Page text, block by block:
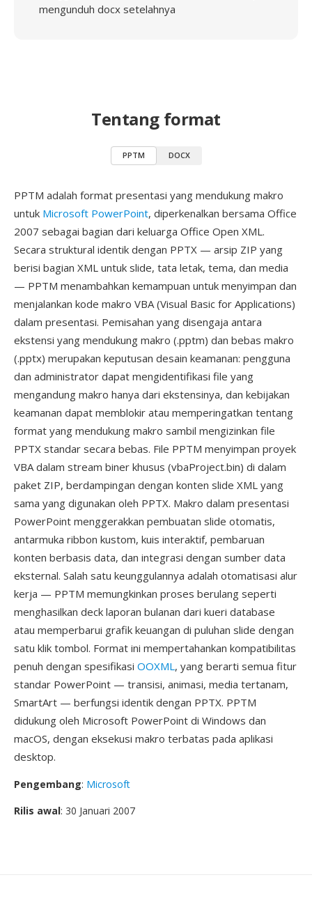
mengunduh docx setelahnya
Tentang format
PPTM DOCX
PPTM adalah format presentasi yang mendukung makro
untuk Microsoft PowerPoint, diperkenalkan bersama Office
2007 sebagai bagian dari keluarga Office Open XML.
Secara struktural identik dengan PPTX — arsip ZIP yang
berisi bagian XML untuk slide, tata letak, tema, dan media
— PPTM menambahkan kemampuan untuk menyimpan dan
menjalankan kode makro VBA (Visual Basic for Applications)
dalam presentasi. Pemisahan yang disengaja antara
ekstensi yang mendukung makro (.pptm) dan bebas makro
(.pptx) merupakan keputusan desain keamanan: pengguna
dan administrator dapat mengidentifikasi file yang
mengandung makro hanya dari ekstensinya, dan kebijakan
keamanan dapat memblokir atau memperingatkan tentang
format yang mendukung makro sambil mengizinkan file
PPTX standar secara bebas. File PPTM menyimpan proyek
VBA dalam stream biner khusus (vbaProject.bin) di dalam
paket ZIP, berdampingan dengan konten slide XML yang
sama yang digunakan oleh PPTX. Makro dalam presentasi
PowerPoint menggerakkan pembuatan slide otomatis,
antarmuka ribbon kustom, kuis interaktif, pembaruan
konten berbasis data, dan integrasi dengan sumber data
eksternal. Salah satu keunggulannya adalah otomatisasi alur
kerja — PPTM memungkinkan proses berulang seperti
menghasilkan deck laporan bulanan dari kueri database
atau memperbarui grafik keuangan di puluhan slide dengan
satu klik tombol. Format ini mempertahankan kompatibilitas
penuh dengan spesifikasi OOXML, yang berarti semua fitur
standar PowerPoint — transisi, animasi, media tertanam,
SmartArt — berfungsi identik dengan PPTX. PPTM
didukung oleh Microsoft PowerPoint di Windows dan
macOS, dengan eksekusi makro terbatas pada aplikasi
desktop.
Pengembang: Microsoft
Rilis awal: 30 Januari 2007